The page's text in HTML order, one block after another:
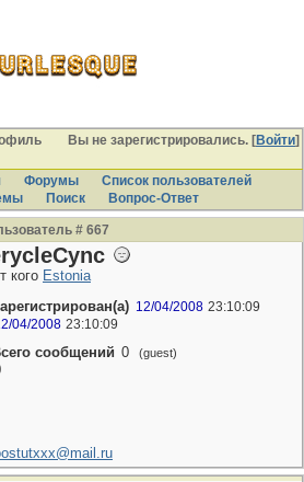
Вы не зарегистрировались. [Войти]
Форумы
Список пользователей
Поиcк Вопрос-Ответ
# 667
кого Estonia
12/04/2008 23:10:09
04/2008 23:10:09
сообщений 0 (guest)